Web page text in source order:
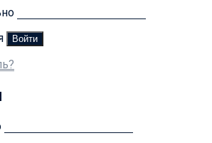
Войти